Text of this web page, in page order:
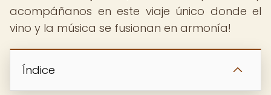
acompáñanos en este viaje único donde el
vino y la música se fusionan en armonía!
Índice